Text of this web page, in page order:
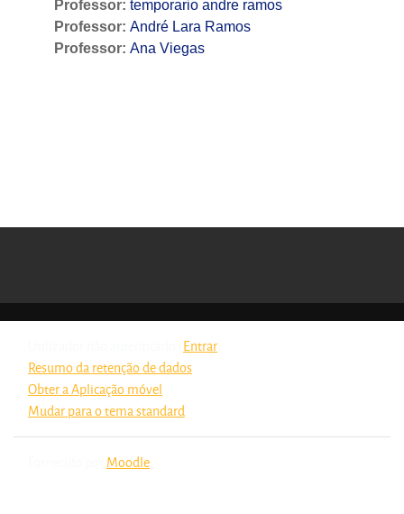
Professor: temporario andre ramos
Professor: André Lara Ramos
Professor: Ana Viegas
Entrar
Resumo da retenção de dados
Obter a Aplicação móvel
Mudar para o tema standard
Moodle